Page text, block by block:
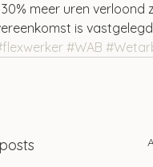
meer uren verloond
is
#WAB